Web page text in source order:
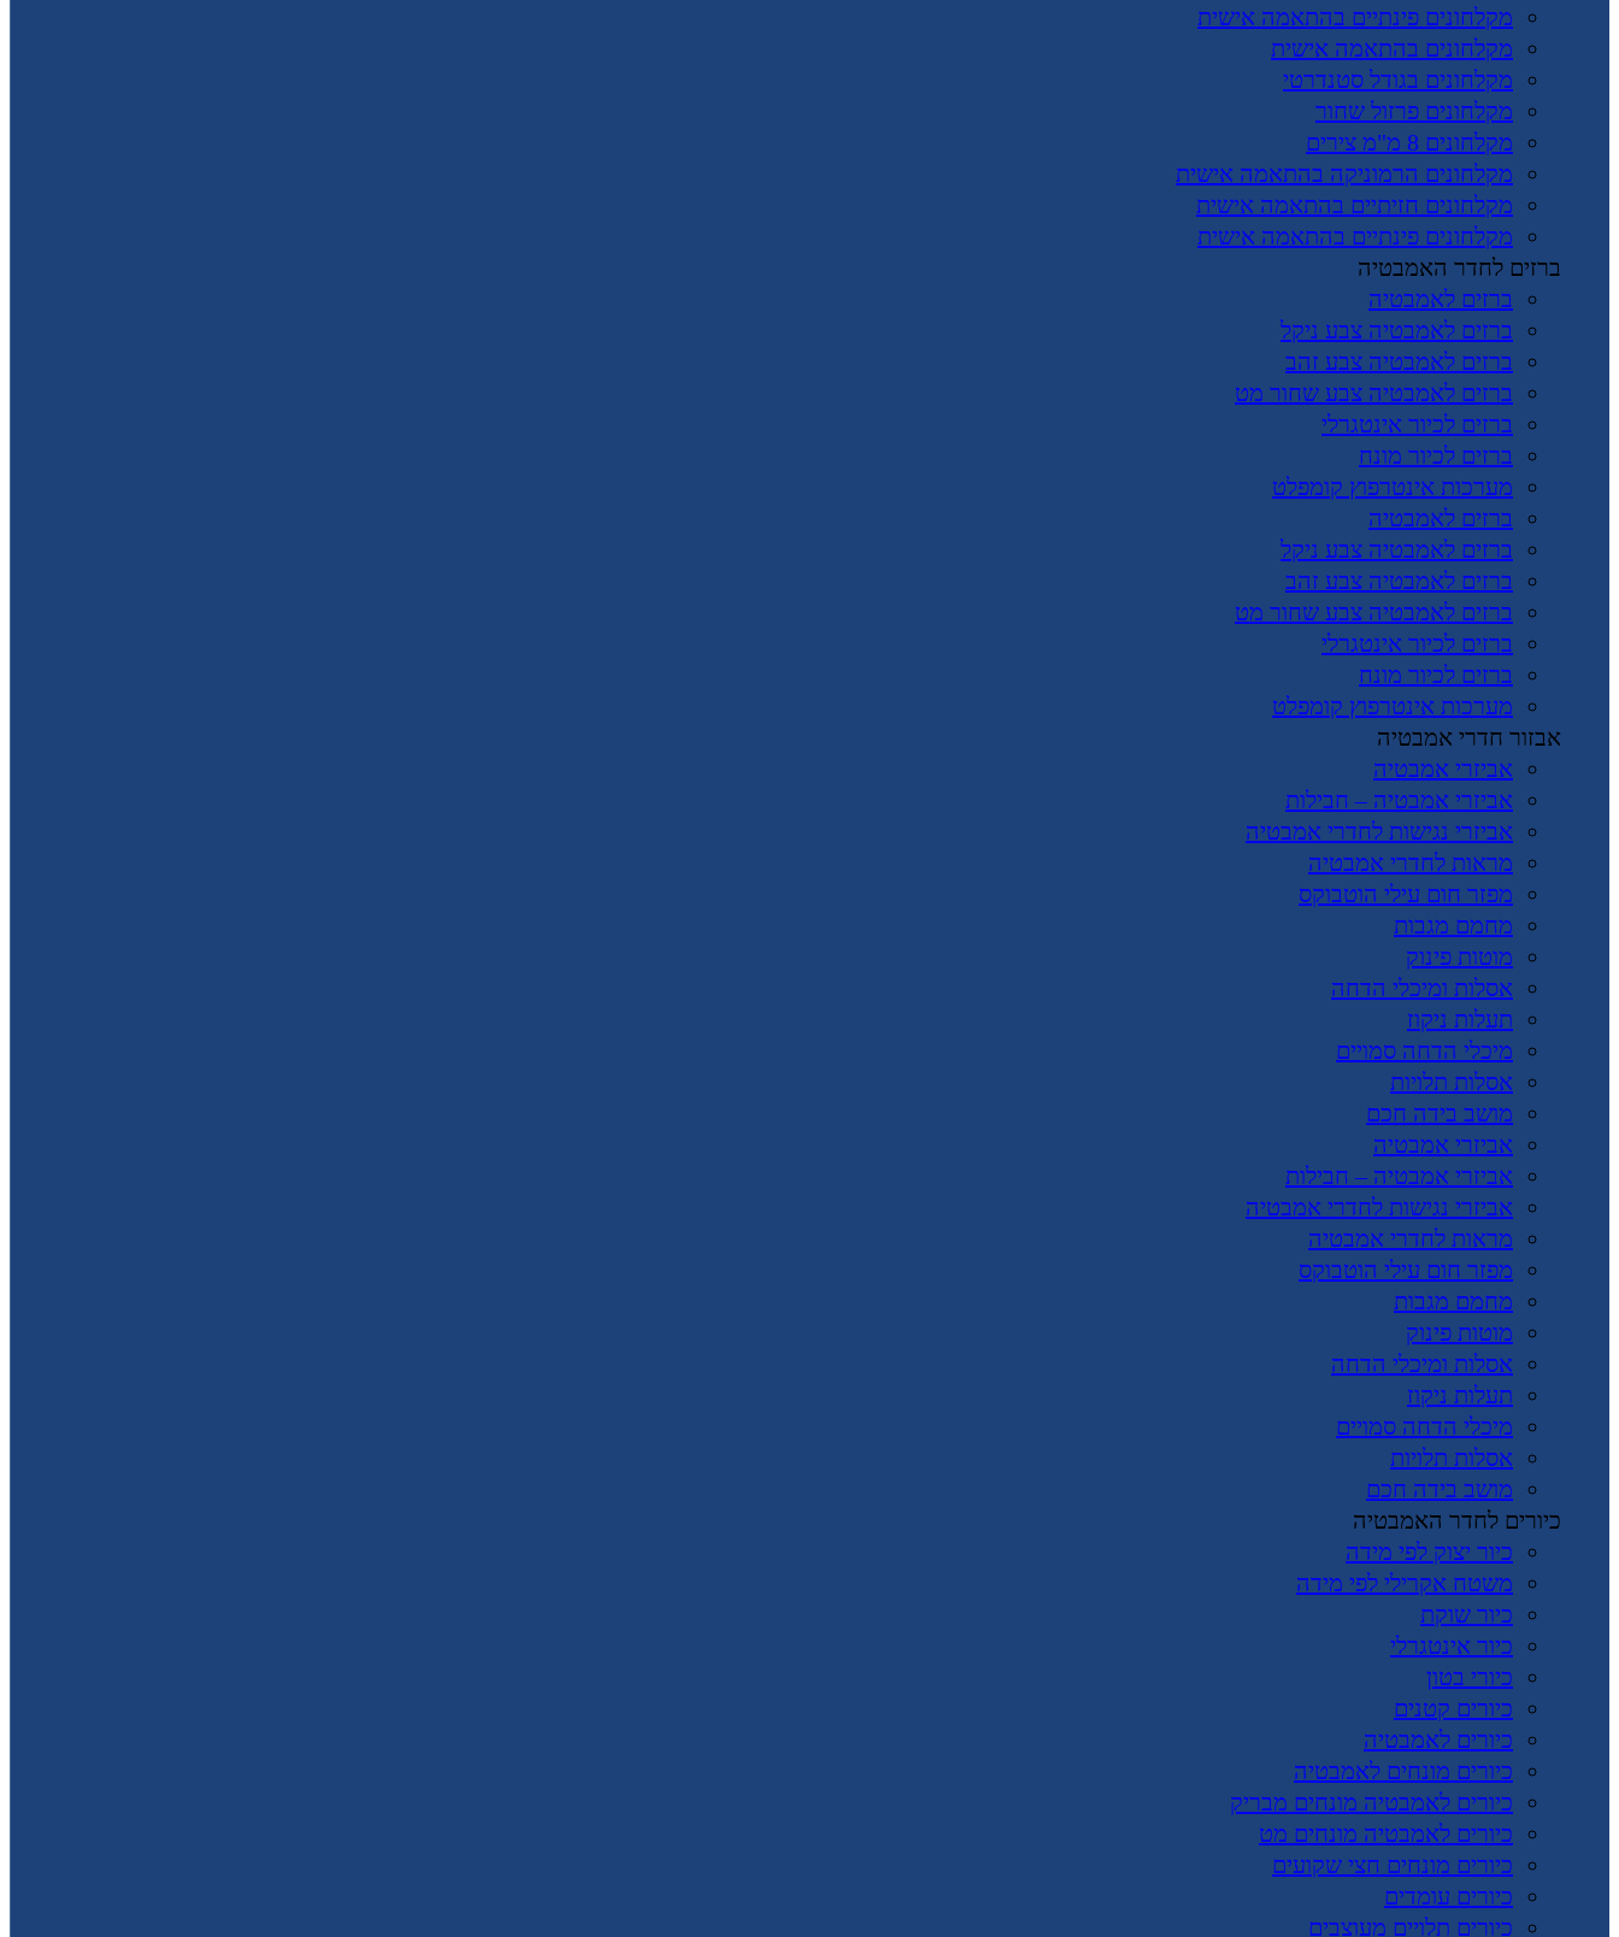
מקלחונים פינתיים בהתאמה אישית
מקלחונים בהתאמה אישית
מקלחונים בגודל סטנדרטי
מקלחונים פרזול שחור
מקלחונים 8 מ"מ צירים
מקלחונים הרמוניקה בהתאמה אישית
מקלחונים חזיתיים בהתאמה אישית
מקלחונים פינתיים בהתאמה אישית
ברזים לחדר האמבטיה
ברזים לאמבטיה
ברזים לאמבטיה צבע ניקל
ברזים לאמבטיה צבע זהב
ברזים לאמבטיה צבע שחור מט
ברזים לכיור אינטגרלי
ברזים לכיור מונח
מערכות אינטרפוץ קומפלט
ברזים לאמבטיה
ברזים לאמבטיה צבע ניקל
ברזים לאמבטיה צבע זהב
ברזים לאמבטיה צבע שחור מט
ברזים לכיור אינטגרלי
ברזים לכיור מונח
מערכות אינטרפוץ קומפלט
אבזור חדרי אמבטיה
אביזרי אמבטיה
אביזרי אמבטיה – חבילות
אביזרי נגישות לחדרי אמבטיה
מראות לחדרי אמבטיה
מפזר חום עילי הוטבוקס
מחמם מגבות
מוטות פינוק
אסלות ומיכלי הדחה
תעלות ניקוז
מיכלי הדחה סמויים
אסלות תלויות
מושב בידה חכם
אביזרי אמבטיה
אביזרי אמבטיה – חבילות
אביזרי נגישות לחדרי אמבטיה
מראות לחדרי אמבטיה
מפזר חום עילי הוטבוקס
מחמם מגבות
מוטות פינוק
אסלות ומיכלי הדחה
תעלות ניקוז
מיכלי הדחה סמויים
אסלות תלויות
מושב בידה חכם
כיורים לחדר האמבטיה
כיור יצוק לפי מידה
משטח אקרילי לפי מידה
כיור שוקת
כיור אינטגרלי
כיורי בטון
כיורים קטנים
כיורים לאמבטיה
כיורים מונחים לאמבטיה
כיורים לאמבטיה מונחים מבריק
כיורים לאמבטיה מונחים מט
כיורים מונחים חצי שקועים
כיורים עומדים
כיורים תלויים מעוצבים